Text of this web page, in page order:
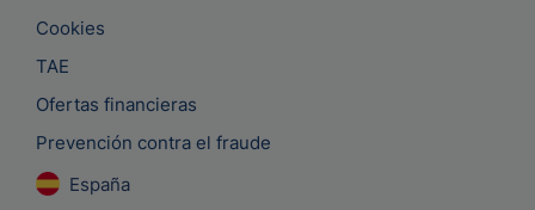
Cookies
TAE
Ofertas financieras
Prevención contra el fraude
España